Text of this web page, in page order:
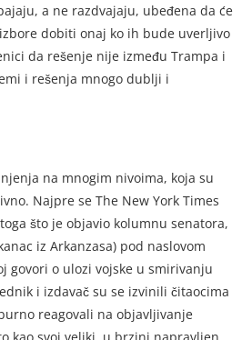
a ne razdvajaju, ubeđena da će
dobiti onaj ko ih bude uverljivo
da rešenje nije između Trampa i
i rešenja mnogo dublji i
na mnogim nivoima, koja su
Najpre se The New York Times
što je objavio kolumnu senatora,
iz Arkanzasa) pod naslovom
govori o ulozi vojske u smirivanju
i izdavač su se izvinili čitaocima
reagovali na objavljivanje